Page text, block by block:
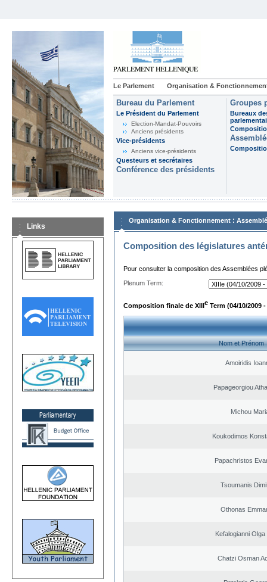
Le Parlement Organisation &
Bureau du Parlement
Le Président du Parlement
Election-Mandat-Pouvoirs
Anciens présidents
Vice-présidents
Anciens vice-présidents
Questeurs et secrétaires
Conférence des présidents
Groupes
Bureaux
Links
Organisation & Fonctionnement :
Composition des législatures
Pour consulter la composition des Assemblées
Plenum Term:
Composition finale de XIIIe Term (04/10/2009 -
Nom et Prénom
Amoiridis
Papageorgiou
Michou
Koukodimos
Papachristos
Tsoumanis
Othonas
Kefalogianni Olga
Chatzi Osman